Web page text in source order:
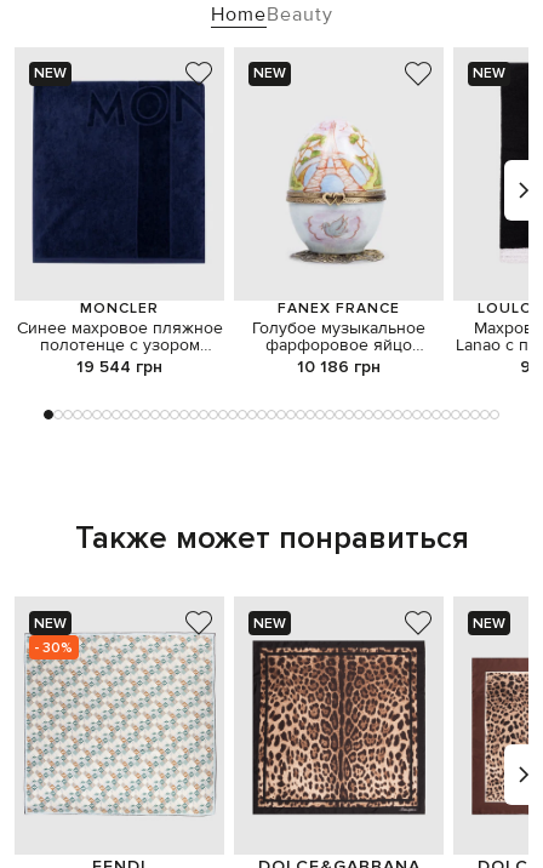
HomeBeauty
NEW
MONCLER
Синее махровое пляжное
полотенце с узором
логотипа
19 544 грн
NEW
FANEX FRANCE
Голубое музыкальное
фарфоровое яйцо
Эйфелева башня
10 186 грн
NEW
Lanao с
9
Также может понравиться
NEW
- 30%
NEW NEW